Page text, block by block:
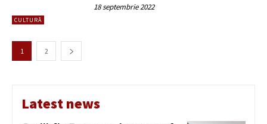
CULTURĂ
18 septembrie 2022
1 2
Latest news